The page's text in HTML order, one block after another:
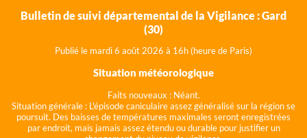
Bulletin de suivi départemental de la Vigilance : Gard
(30)
Publié le mardi 6 août 2026 à 16h (heure de Paris)
Situation météorologique
Faits nouveaux : Néant.
Situation générale : L'épisode caniculaire assez généralisé sur la région se
poursuit. Des baisses de températures maximales seront enregistrées
par endroit, mais jamais assez étendu ou durable pour justifier un